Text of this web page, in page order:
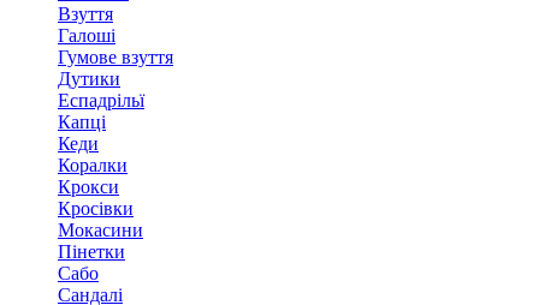
Взуття
Галоші
Гумове взуття
Дутики
Еспадрільї
Капці
Кеди
Коралки
Крокси
Кросівки
Мокасини
Пінетки
Сабо
Сандалі